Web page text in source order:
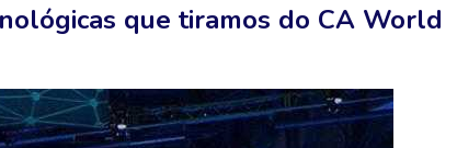
que tiramos do CA World